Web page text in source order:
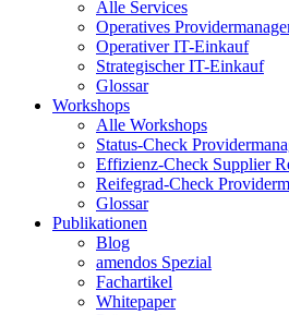
Alle Services
Operatives
Operativer IT-Einkauf
Strategischer IT-Einkauf
Glossar
Workshops
Alle Workshops
Status-Check
Effizienz-Check Supplier
Reifegrad-Check
Glossar
Publikationen
Blog
amendos Spezial
Fachartikel
Whitepaper